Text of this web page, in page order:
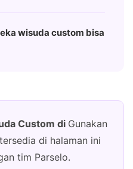
wisuda custom bisa
Custom di Gunakan
di halaman ini
tim Parselo.